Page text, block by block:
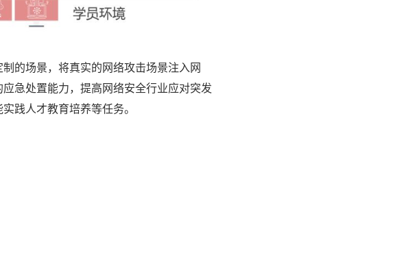
的场景，将真实的网络攻击场景注入网
急处置能力，提高网络安全行业应对突发
践人才教育培养等任务。